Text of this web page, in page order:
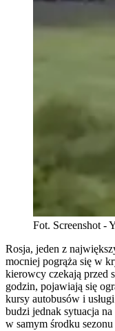
Fot. Screenshot -
Rosja, jeden z
mocniej pogrąża się w
kierowcy czekają przed
godzin, pojawiają się
kursy autobusów i
budzi jednak sytuacja
w samym środku